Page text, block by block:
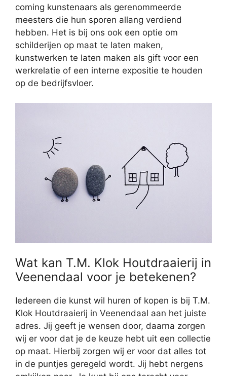
coming kunstenaars als gerenommeerde
meesters die hun sporen allang verdiend
hebben. Het is bij ons ook een optie om
schilderijen op maat te laten maken,
kunstwerken te laten maken als gift voor een
werkrelatie of een interne expositie te houden
op de bedrijfsvloer.
Wat kan T.M. Klok Houtdraaierij in
Veenendaal voor je betekenen?
Iedereen die kunst wil huren of kopen is bij T.M.
Klok Houtdraaierij in Veenendaal aan het juiste
adres. Jij geeft je wensen door, daarna zorgen
wij er voor dat je de keuze hebt uit een collectie
op maat. Hierbij zorgen wij er voor dat alles tot
in de puntjes geregeld wordt. Jij hebt nergens